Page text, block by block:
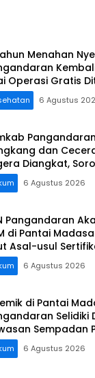
Menahan
Operasi Gratis
6 Agustus
dan
Diangkat,
Perusahaan
6 Agustus 2026
Pangandaran
di Pantai
Asal-usul
6 Agustus 2026
di Pantai
Selidiki
Sempadan
6 Agustus 2026